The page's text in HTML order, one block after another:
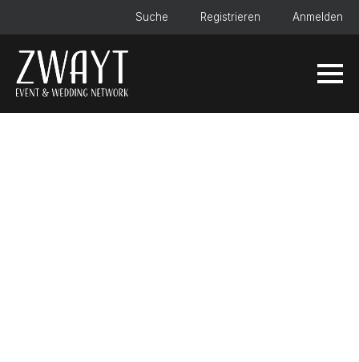
Suche Registrieren Anmelden